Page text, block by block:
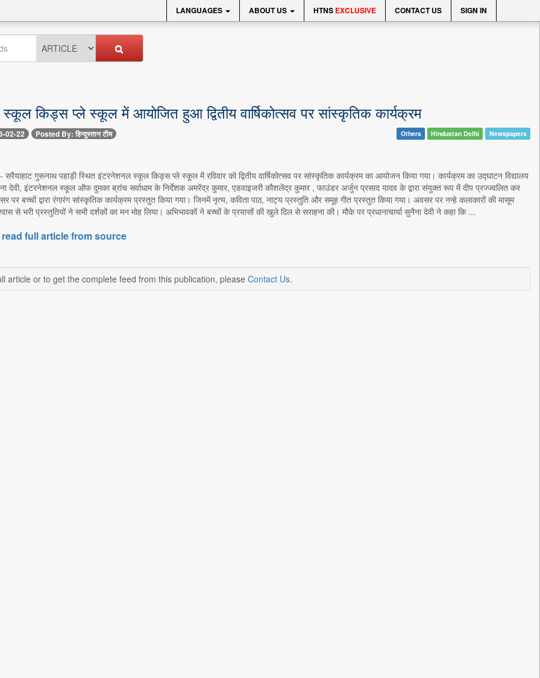
LANGUAGES ABOUT US HTNS EXCLUSIVE CONTACT US SIGN IN
किड्स प्ले स्कूल में आयोजित हुआ द्वितीय वार्षिकोत्सव पर सांस्कृतिक कार्यक्रम
02-22 Posted By: हिन्दुस्तान टीम Others Hindustan Delhi Newspapers
गुरूनाथ पहाड़ी स्थित इंटरनेशनल स्कूल किड्स प्ले स्कूल में रविवार को द्वितीय वार्षिकोत्सव पर सांस्कृतिक कार्यक्रम का आयोजन किया गया। कार्यक्रम का उद्घाटन विद्यालय
देवी, इंटरनेशनल स्कूल ऑफ दुमका ब्रांच सर्वाधाम के निर्देशक अमरेंद्र कुमार, एडवाइजरी कौशलेंद्र कुमार , फाउंडर अर्जुन प्रसाद यादव के द्वारा संयुक्त रूप में दीप प्रज्ज्वलित कर
पर बच्चों द्वारा रंगारंग सांस्कृतिक कार्यक्रम प्रस्तुत किया गया। जिनमें नृत्य, कविता पाठ, नाट्य प्रस्तुति और समूह गीत प्रस्तुत किया गया। अवसर पर नन्हे कलाकारों की मासूम
से भरी प्रस्तुतियों ने सभी दर्शकों का मन मोह लिया। अभिभावकों ने बच्चों के प्रयासों की खुले दिल से सराहना की। मौके पर प्रधानाचार्या सुनैना देवी ने कहा कि ...
full article from source
article or to get the complete feed from this publication, please Contact Us.